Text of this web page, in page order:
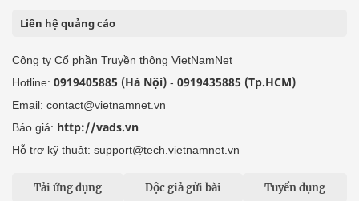
Liên hệ quảng cáo
Công ty Cổ phần Truyền thông VietNamNet
Hotline: 0919405885 (Hà Nội) - 0919435885 (Tp.HCM)
Email: contact@vietnamnet.vn
Báo giá: http://vads.vn
Hỗ trợ kỹ thuật: support@tech.vietnamnet.vn
Tải ứng dụng Độc giả gửi bài Tuyển dụng